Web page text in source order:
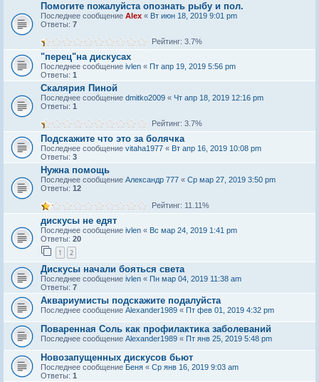
Помогите пожалуйста опознать рыбу и пол.
Последнее сообщение Alex « Вт июн 18, 2019 9:01 pm
Ответы: 7
Рейтинг: 3.7%
"перец"на дискусах
Последнее сообщение ivlen « Пт апр 19, 2019 5:56 pm
Ответы: 1
Скалярия Пиной
Последнее сообщение dmitko2009 « Чт апр 18, 2019 12:16 pm
Ответы: 1
Рейтинг: 3.7%
Подскажите что это за болячка
Последнее сообщение vitaha1977 « Вт апр 16, 2019 10:08 pm
Ответы: 3
Нужна помощь
Последнее сообщение Александр 777 « Ср мар 27, 2019 3:50 pm
Ответы: 12
Рейтинг: 11.11%
дискусы не едят
Последнее сообщение ivlen « Вс мар 24, 2019 1:41 pm
Ответы: 20
1 2
Дискусы начали бояться света
Последнее сообщение ivlen « Пн мар 04, 2019 11:38 am
Ответы: 7
Аквариумисты подскажите подалуйста
Последнее сообщение Alexander1989 « Пт фев 01, 2019 4:32 pm
Поваренная Соль как профилактика заболеваний
Последнее сообщение Alexander1989 « Пт янв 25, 2019 5:48 pm
Новозапущенных дискусов бьют
Последнее сообщение Беня « Ср янв 16, 2019 9:03 am
Ответы: 1